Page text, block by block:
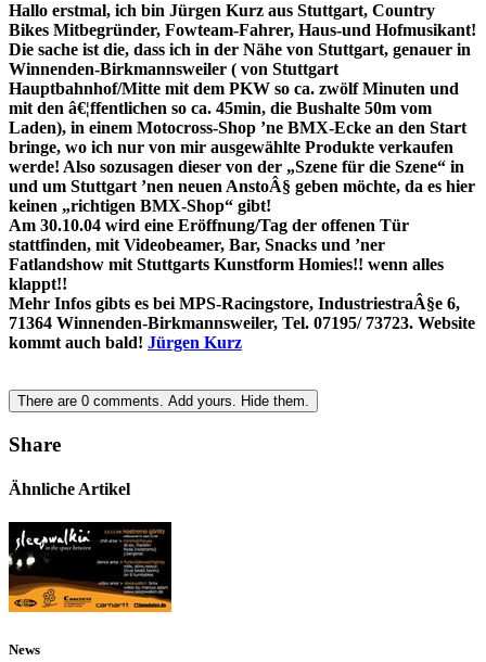
Hallo erstmal, ich bin Jürgen Kurz aus Stuttgart, Country
Bikes Mitbegründer, Fowteam-Fahrer, Haus-und Hofmusikant!
Die sache ist die, dass ich in der Nähe von Stuttgart, genauer in
Winnenden-Birkmannsweiler ( von Stuttgart
Hauptbahnhof/Mitte mit dem PKW so ca. zwölf Minuten und
mit den â€¦ffentlichen so ca. 45min, die Bushalte 50m vom
Laden), in einem Motocross-Shop ’ne BMX-Ecke an den Start
bringe, wo ich nur von mir ausgewählte Produkte verkaufen
werde! Also sozusagen dieser von der „Szene für die Szene“ in
und um Stuttgart ’nen neuen AnstoÂ§ geben möchte, da es hier
keinen „richtigen BMX-Shop“ gibt!
Am 30.10.04 wird eine Eröffnung/Tag der offenen Tür
stattfinden, mit Videobeamer, Bar, Snacks und ’ner
Fatlandshow mit Stuttgarts Kunstform Homies!! wenn alles
klappt!!
Mehr Infos gibts es bei MPS-Racingstore, IndustriestraÂ§e 6,
71364 Winnenden-Birkmannsweiler, Tel. 07195/ 73723. Website
kommt auch bald! Jürgen Kurz
There are 0 comments. Add yours. Hide them.
Share
Ähnliche Artikel
News